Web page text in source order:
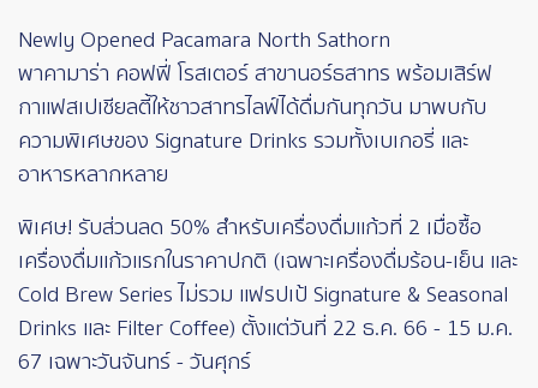
Newly Opened Pacamara North Sathorn
พาคามาร่า คอฟฟี่ โรสเตอร์ สาขานอร์ธสาทร พร้อมเสิร์ฟ
กาแฟสเปเชียลตี้ให้ชาวสาทรไลฟ์ได้ดื่มกันทุกวัน มาพบกับ
ความพิเศษของ Signature Drinks รวมทั้งเบเกอรี่ และ
อาหารหลากหลาย
พิเศษ! รับส่วนลด 50% สำหรับเครื่องดื่มแก้วที่ 2 เมื่อซื้อ
เครื่องดื่มแก้วแรกในราคาปกติ (เฉพาะเครื่องดื่มร้อน-เย็น และ
Cold Brew Series ไม่รวม แฟรปเป้ Signature & Seasonal
Drinks และ Filter Coffee) ตั้งแต่วันที่ 22 ธ.ค. 66 - 15 ม.ค.
67 เฉพาะวันจันทร์ - วันศุกร์